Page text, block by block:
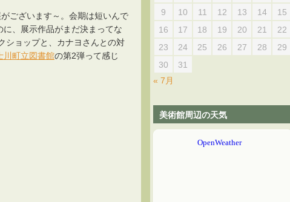
ございます～。会期は短いんで
、展示作品がまだ決まってな
ショップと、カナヨさんとの対
川町立図書館の第2弾って感じ
9
10 11 12 13 14
15
16
17 18 19 20 21
22
23
24 25 26 27 28
29
30
31
« 7月
美術館周辺の天気